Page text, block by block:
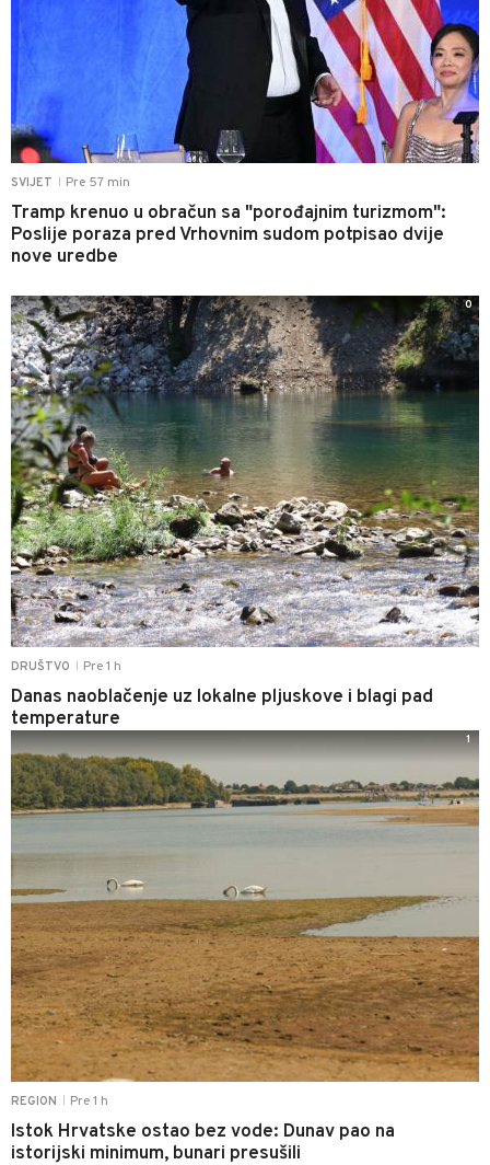
SVIJET Pre 57 min
Tramp krenuo u obračun sa "porođajnim turizmom":
Poslije poraza pred Vrhovnim sudom potpisao dvije
nove uredbe
DRUŠTVO Pre 1 h
Danas naoblačenje uz lokalne pljuskove i blagi pad
temperature
0
REGION Pre 1 h
Istok Hrvatske ostao bez vode: Dunav pao na
istorijski minimum, bunari presušili
1